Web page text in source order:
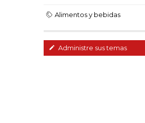
Alimentos y bebidas
Administre sus temas